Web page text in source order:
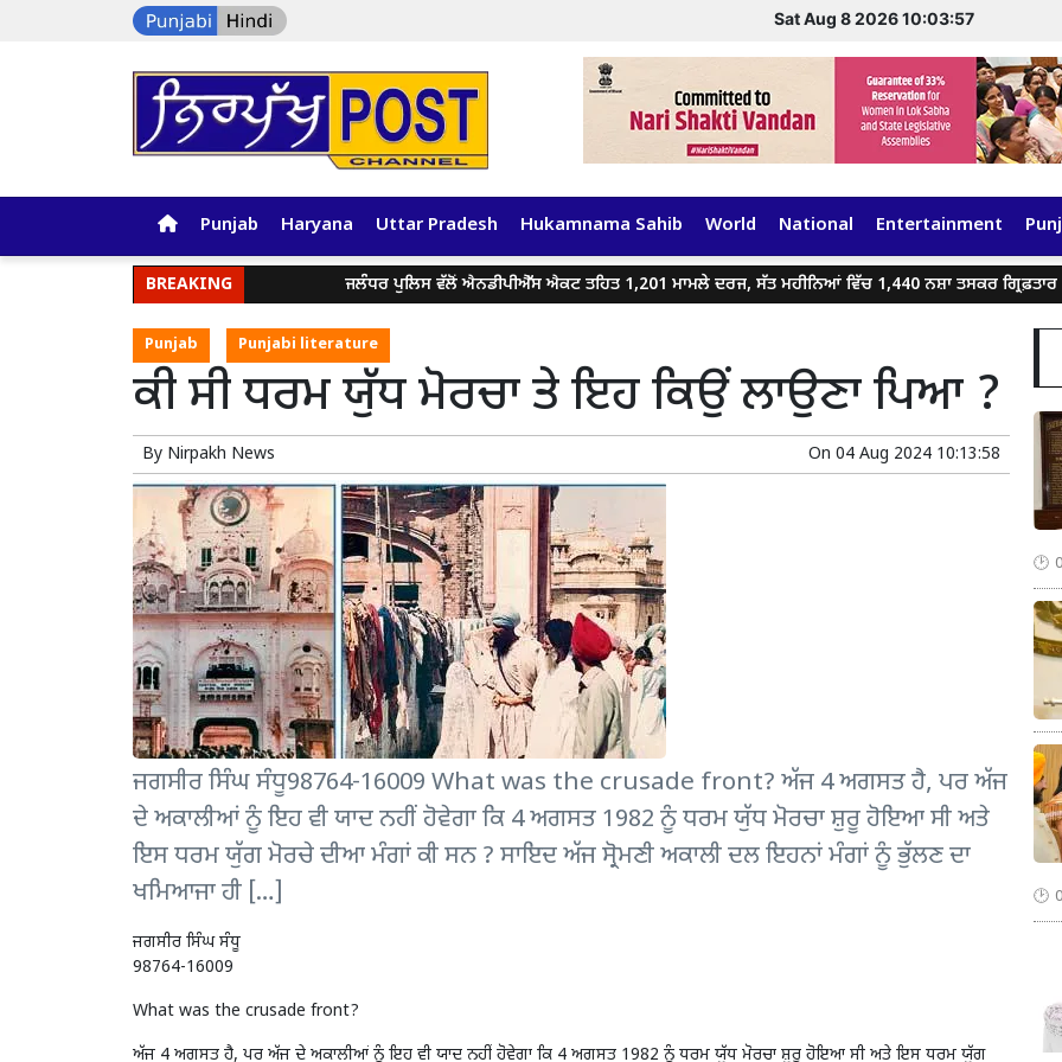
Sat Aug 8 2026 10:03:58
Punjab Haryana Uttar Pradesh Hukamnama Sahib World National Entertainment
BREAKING ਜਲੰਧਰ ਪੁਲਿਸ ਵੱਲੋਂ ਐਨਡੀਪੀਐੱਸ ਐਕਟ ਤਹਿਤ 1,201 ਮਾਮਲੇ ਦਰਜ, ਸੱਤ ਮਹੀਨਿਆਂ ਵਿੱਚ 1,440 ਨਸ਼ਾ ਤਸਕਰ ਗ੍ਰਿਫ਼ਤਾਰ
Punjab Punjabi literature
ਕੀ ਸੀ ਧਰਮ ਯੁੱਧ ਮੋਰਚਾ ਤੇ ਇਹ ਕਿਉਂ ਲਾਉਣਾ ਪਿਆ ?
By Nirpakh News On 04 Aug 2024 10:13:58
ਜਗਸੀਰ ਸਿੰਘ ਸੰਧੂ98764-16009 What was the crusade front? ਅੱਜ 4 ਅਗਸਤ ਹੈ, ਪਰ ਅੱਜ
ਦੇ ਅਕਾਲੀਆਂ ਨੂੰ ਇਹ ਵੀ ਯਾਦ ਨਹੀਂ ਹੋਵੇਗਾ ਕਿ 4 ਅਗਸਤ 1982 ਨੂੰ ਧਰਮ ਯੁੱਧ ਮੋਰਚਾ ਸ਼ੁਰੂ ਹੋਇਆ ਸੀ ਅਤੇ
ਇਸ ਧਰਮ ਯੁੱਗ ਮੋਰਚੇ ਦੀਆ ਮੰਗਾਂ ਕੀ ਸਨ ? ਸਾਇਦ ਅੱਜ ਸ੍ਰੋਮਣੀ ਅਕਾਲੀ ਦਲ ਇਹਨਾਂ ਮੰਗਾਂ ਨੂੰ ਭੁੱਲਣ ਦਾ
ਖਮਿਆਜਾ ਹੀ […]
ਜਗਸੀਰ ਸਿੰਘ ਸੰਧੂ
98764-16009
What was the crusade front?
ਅੱਜ 4 ਅਗਸਤ ਹੈ, ਪਰ ਅੱਜ ਦੇ ਅਕਾਲੀਆਂ ਨੂੰ ਇਹ ਵੀ ਯਾਦ ਨਹੀਂ ਹੋਵੇਗਾ ਕਿ 4 ਅਗਸਤ 1982 ਨੂੰ ਧਰਮ ਯੁੱਧ ਮੋਰਚਾ ਸ਼ੁਰੂ ਹੋਇਆ ਸੀ ਅਤੇ ਇਸ ਧਰਮ ਯੁੱਗ